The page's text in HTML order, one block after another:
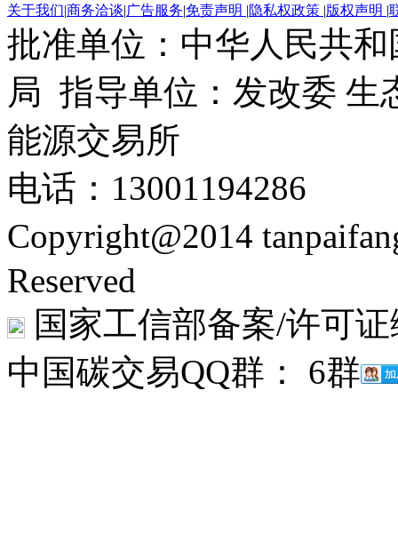
关于我们|商务洽谈|广告服务|免责声明 |隐私权政策 |版权声明 |
批准单位：中华人民共
局 指导单位：发改委 生
能源交易所
电话：13001194286
Copyright@2014
Reserved
国家工信部备案/许可
中国碳交易QQ群： 6群